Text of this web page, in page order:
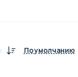
: По умолчанию